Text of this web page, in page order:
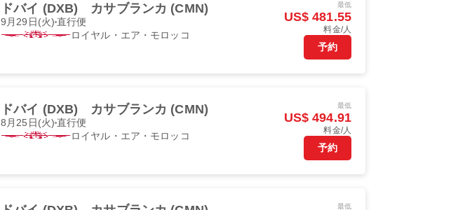
ドバイ (DXB) カサブランカ (CMN)
9月29日(火)直行便
ロイヤル・エア・モロッコ
最低
US$ 481.55
料金/人
予約
ドバイ (DXB) カサブランカ (CMN)
8月25日(火)直行便
ロイヤル・エア・モロッコ
最低
US$ 494.91
料金/人
予約
最低